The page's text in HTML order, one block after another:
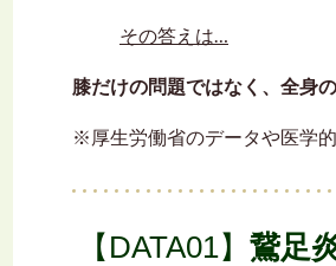
その答えは…
膝だけの問題ではなく、全身
※厚生労働省のデータや医学
【DATA01】 鵞足